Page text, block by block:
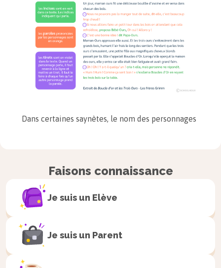
Dans certaines saynètes, le nom des personnages
personnages, comme dans cet exemple.
Faisons connaissance
Je suis un Elève
Je suis un Parent